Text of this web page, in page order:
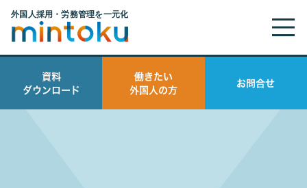
資料
ダウンロード
働きたい
外国人の方
お問合せ